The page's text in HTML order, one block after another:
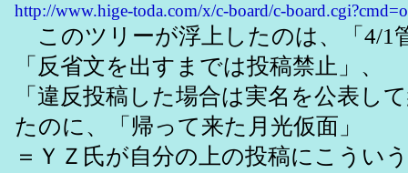
http://www.hige-toda.com/x/c-board/c-
このツリーが浮上したのは、「4/1
「反省文を出すまでは投稿禁止」、
「違反投稿した場合は実名を公表し
たのに、「帰って来た月光仮面」
＝ＹＺ氏が自分の上の投稿にこうい